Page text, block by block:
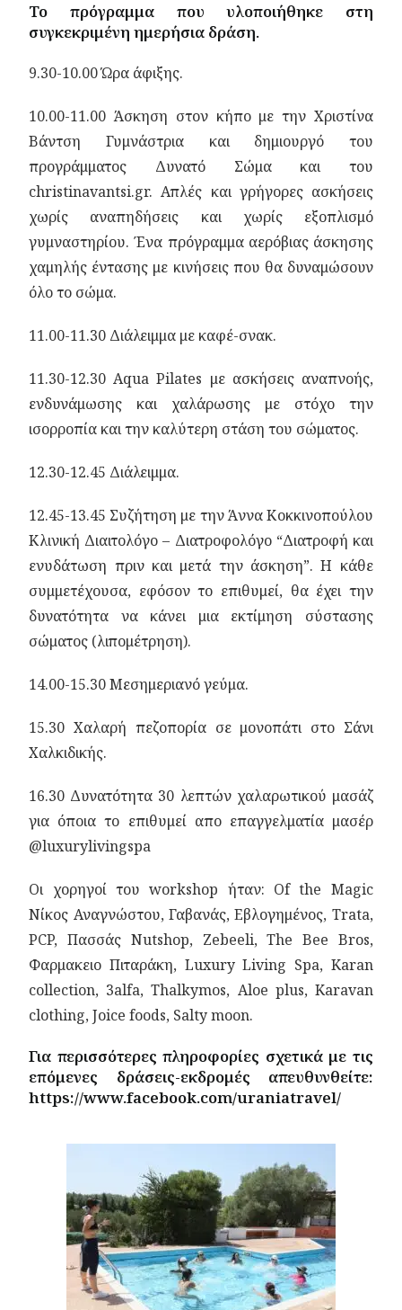
Το πρόγραμμα που υλοποιήθηκε στη
συγκεκριμένη ημερήσια δράση.
9.30-10.00 Ώρα άφιξης.
10.00-11.00 Άσκηση στον κήπο με την Χριστίνα
Βάντση Γυμνάστρια και δημιουργό του
προγράμματος Δυνατό Σώμα και του
christinavantsi.gr. Απλές και γρήγορες ασκήσεις
χωρίς αναπηδήσεις και χωρίς εξοπλισμό
γυμναστηρίου. Ένα πρόγραμμα αερόβιας άσκησης
χαμηλής έντασης με κινήσεις που θα δυναμώσουν
όλο το σώμα.
11.00-11.30 Διάλειμμα με καφέ-σνακ.
11.30-12.30 Aqua Pilates με ασκήσεις αναπνοής,
ενδυνάμωσης και χαλάρωσης με στόχο την
ισορροπία και την καλύτερη στάση του σώματος.
12.30-12.45 Διάλειμμα.
12.45-13.45 Συζήτηση με την Άννα Κοκκινοπούλου
Κλινική Διαιτολόγο – Διατροφολόγο “Διατροφή και
ενυδάτωση πριν και μετά την άσκηση”. Η κάθε
συμμετέχουσα, εφόσον το επιθυμεί, θα έχει την
δυνατότητα να κάνει μια εκτίμηση σύστασης
σώματος (λιπομέτρηση).
14.00-15.30 Μεσημεριανό γεύμα.
15.30 Χαλαρή πεζοπορία σε μονοπάτι στο Σάνι
Χαλκιδικής.
16.30 Δυνατότητα 30 λεπτών χαλαρωτικού μασάζ
για όποια το επιθυμεί απο επαγγελματία μασέρ
@luxurylivingspa
Οι χορηγοί του workshop ήταν: Of the Magic
Νίκος Αναγνώστου, Γαβανάς, Εβλογημένος, Τrata,
PCP, Πασσάς Nutshop, Zebeeli, The Bee Bros,
Φαρμακειο Πιταράκη, Luxury Living Spa, Karan
collection, 3alfa, Thalkymos, Aloe plus, Karavan
clothing, Joice foods, Salty moon.
Για περισσότερες πληροφορίες σχετικά με τις
επόμενες δράσεις-εκδρομές απευθυνθείτε:
https://www.facebook.com/uraniatravel/